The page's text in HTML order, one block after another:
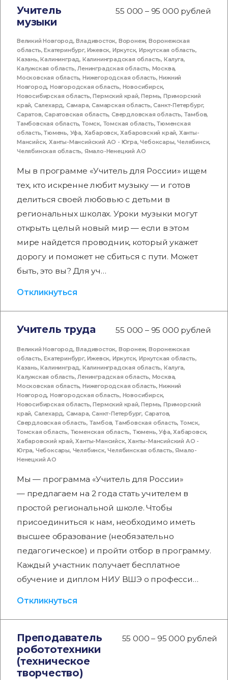
Учитель
музыки
55 000 – 95 000 рублей
Великий Новгород,Владивосток, Воронеж,Воронежская
область,Екатеринбург,Ижевск, Иркутск,Иркутская область,
Казань,Калининград, Калининградская область, Калуга,
Калужская область,Ленинградская область, Москва,
Московская область,Нижегородская область,Нижний
Новгород,Новгородская область, Новосибирск,
Новосибирская область,Пермский край,Пермь,Приморский
край, Салехард, Самара,Самарская область,Санкт-Петербург,
Саратов,Саратовская область,Свердловская область, Тамбов,
Тамбовская область,Томск, Томская область,Тюменская
область,Тюмень, Уфа, Хабаровск,Хабаровский край, Ханты-
Мансийск,Ханты-Мансийский АО - Югра,Чебоксары,Челябинск,
Челябинская область, Ямало-Ненецкий АО
Мы в программе «Учитель для России» ищем
тех, кто искренне любит музыку — и готов
делиться своей любовью с детьми в
региональных школах. Уроки музыки могут
открыть целый новый мир — если в этом
мире найдется проводник, который укажет
дорогу и поможет не сбиться с пути. Может
быть, это вы? Для уч…
Откликнуться
Учитель труда 55 000 – 95 000 рублей
Великий Новгород,Владивосток, Воронеж,Воронежская
область,Екатеринбург,Ижевск, Иркутск,Иркутская область,
Казань,Калининград, Калининградская область, Калуга,
Калужская область,Ленинградская область, Москва,
Московская область,Нижегородская область,Нижний
Новгород,Новгородская область, Новосибирск,
Новосибирская область,Пермский край,Пермь,Приморский
край, Салехард, Самара,Санкт-Петербург, Саратов,
Свердловская область, Тамбов,Тамбовская область,Томск,
Томская область, Тюменская область, Тюмень,Уфа,Хабаровск,
Хабаровский край,Ханты-Мансийск,Ханты-Мансийский АО -
Югра, Чебоксары, Челябинск,Челябинская область,Ямало-
Ненецкий АО
Мы — программа «Учитель для России»
— предлагаем на 2 года стать учителем в
простой региональной школе. Чтобы
присоединиться к нам, необходимо иметь
высшее образование (необязательно
педагогическое) и пройти отбор в программу.
Каждый участник получает бесплатное
обучение и диплом НИУ ВШЭ о професси…
Откликнуться
Преподаватель
робототехники
(техническое
творчество)
55 000 – 95 000 рублей